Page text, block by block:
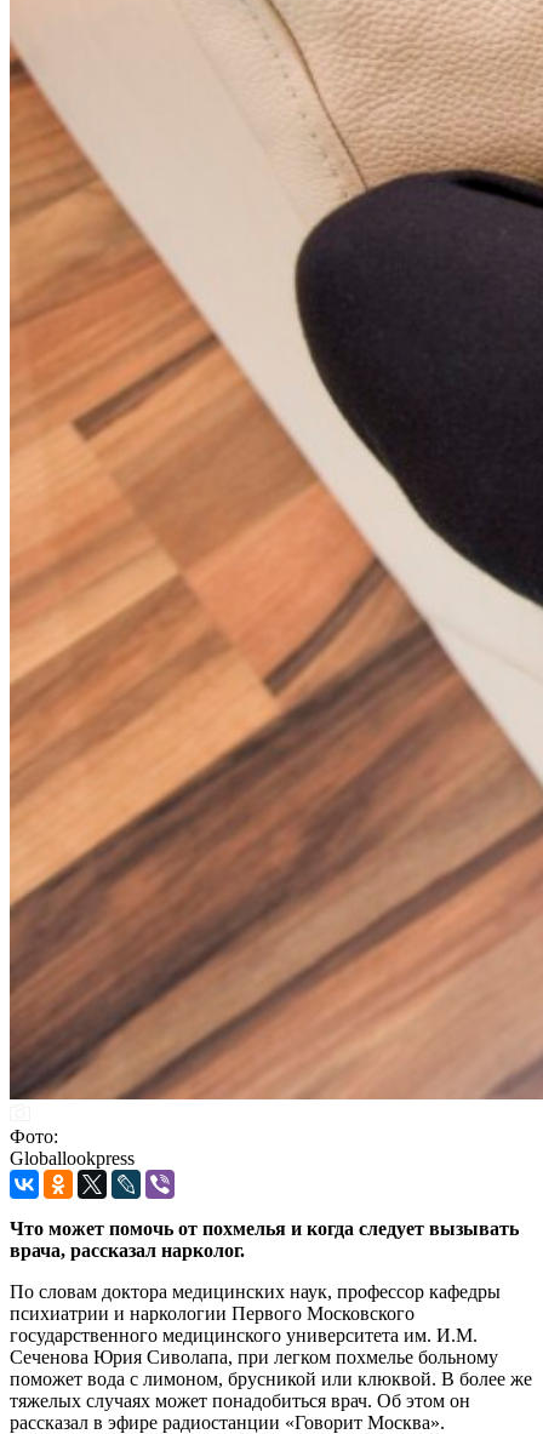
Фото:
Globallookpress
Что может помочь от похмелья и когда следует вызывать
врача, рассказал нарколог.
По словам доктора медицинских наук, профессор кафедры
психиатрии и наркологии Первого Московского
государственного медицинского университета им. И.М.
Сеченова Юрия Сиволапа, при легком похмелье больному
поможет вода с лимоном, брусникой или клюквой. В более же
тяжелых случаях может понадобиться врач. Об этом он
рассказал в эфире радиостанции «Говорит Москва».